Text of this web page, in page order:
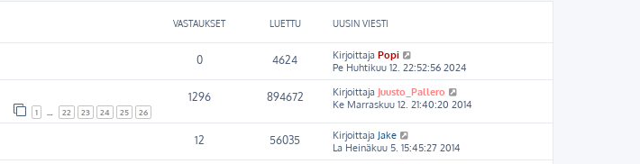
VASTAUKSET LUETTU UUSIN VIESTI
0 4624 Kirjoittaja Popi
Pe Huhtikuu 12. 22:52:56 2024
1 22 23 24 25 26
1296 894672 Kirjoittaja Juusto_Pallero
Ke Marraskuu 12. 21:40:20 2014
12 56035 Kirjoittaja Jake
La Heinäkuu 5. 15:45:27 2014